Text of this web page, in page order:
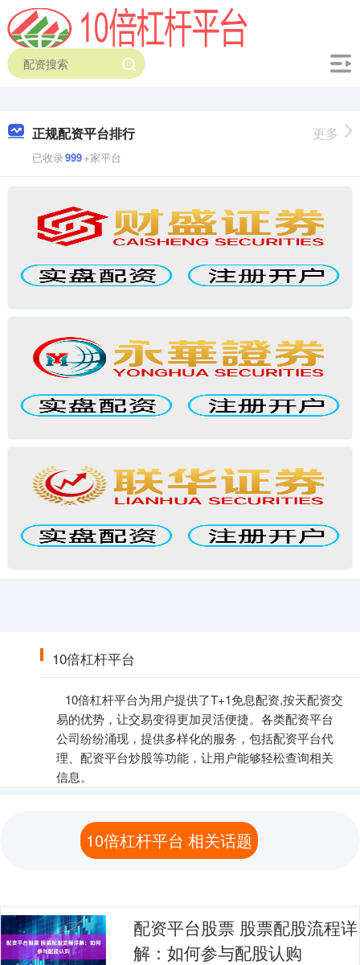
正规配资平台排行
已收录999+家平台
更多
10倍杠杆平台
10倍杠杆平台为用户提供了T+1免息配资,按天配资交
易的优势，让交易变得更加灵活便捷。各类配资平台
公司纷纷涌现，提供多样化的服务，包括配资平台代
理、配资平台炒股等功能，让用户能够轻松查询相关
信息。
10倍杠杆平台 相关话题
配资平台股票 股票配股流程详
解：如何参与配股认购